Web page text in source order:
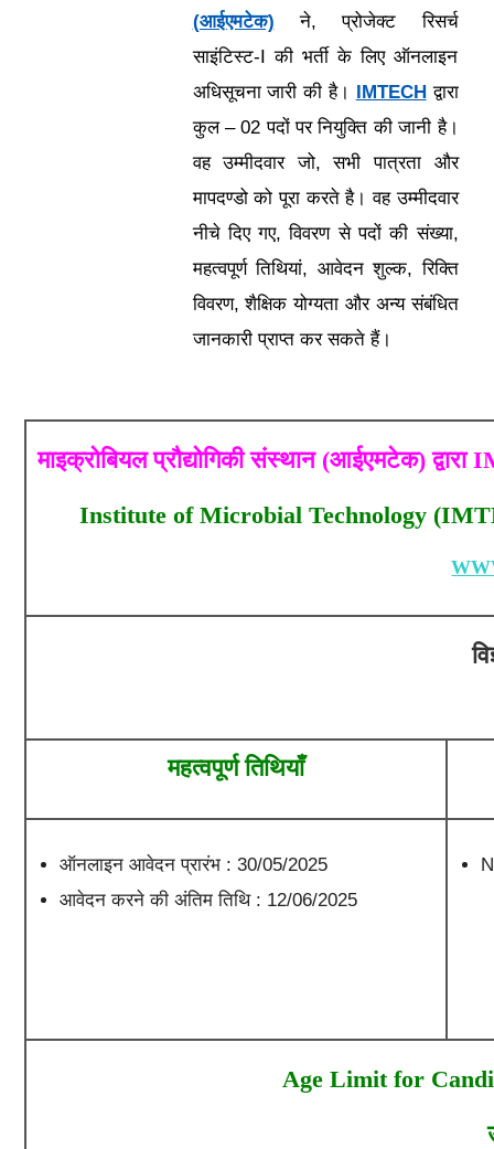
(आईएमटेक) ने, प्रोजेक्ट रिसर्च
साइंटिस्ट-I की भर्ती के लिए ऑनलाइन
अधिसूचना जारी की है। IMTECHद्वारा
कुल – 02 पदों पर नियुक्ति की जानी है।
वह उम्मीदवार जो, सभी पात्रता और
मापदण्डो को पूरा करते है। वह उम्मीदवार
नीचे दिए गए, विवरण से पदों की संख्या,
महत्वपूर्ण तिथियां, आवेदन शुल्क, रिक्ति
विवरण, शैक्षिक योग्यता और अन्य संबंधित
जानकारी प्राप्त कर सकते हैं।
माइक्रोबियल प्रौद्योगिकी संस्थान (आईएमटेक)
Institute of Microbial Technology
महत्वपूर्ण तिथियाँ
ऑनलाइन आवेदन प्रारंभ : 30/05/2025
आवेदन करने की अंतिम तिथि : 12/06/2025
Age Limit for